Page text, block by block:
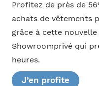
Profitez de près de
achats de vêtements
grâce à cette
Showroomprivé qui
heures.
J’en profite